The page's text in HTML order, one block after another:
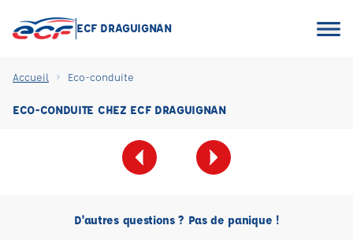
ECF DRAGUIGNAN
Accueil Eco-conduite
ECO-CONDUITE CHEZ ECF DRAGUIGNAN
D'autres questions ? Pas de panique !